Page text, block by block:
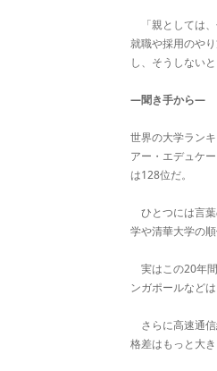
「親としては、
就職や採用のや
し、そうしない
―聞き手から―
世界の大学ラン
アー・エデュケ
は128位だ。
ひとつには言
学や清華大学の
実はこの20年
ンガポールなど
さらに高速通
格差はもっと大き